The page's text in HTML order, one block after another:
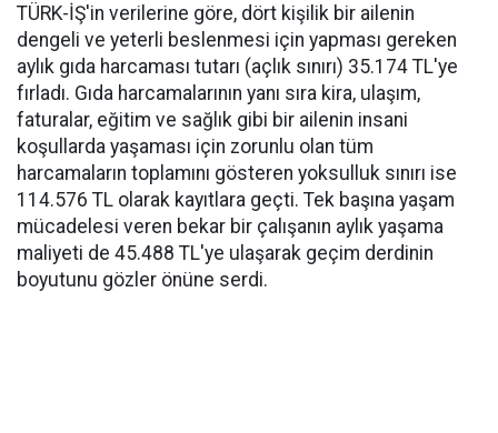
​TÜRK-İŞ'in verilerine göre, dört kişilik bir ailenin
dengeli ve yeterli beslenmesi için yapması gereken
aylık gıda harcaması tutarı (açlık sınırı) 35.174 TL'ye
fırladı. Gıda harcamalarının yanı sıra kira, ulaşım,
faturalar, eğitim ve sağlık gibi bir ailenin insani
koşullarda yaşaması için zorunlu olan tüm
harcamaların toplamını gösteren yoksulluk sınırı ise
114.576 TL olarak kayıtlara geçti. Tek başına yaşam
mücadelesi veren bekar bir çalışanın aylık yaşama
maliyeti de 45.488 TL'ye ulaşarak geçim derdinin
boyutunu gözler önüne serdi.